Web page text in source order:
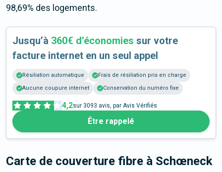
98,69% des logements.
Jusqu’à 360€ d’économies sur votre
facture internet en un seul appel
Résiliation automatique
Frais de résiliation pris en charge
Aucune coupure internet
Conservation du numéro fixe
4,2sur 3093 avis, par Avis Vérifiés
Être rappelé
Carte de couverture fibre à Schœneck